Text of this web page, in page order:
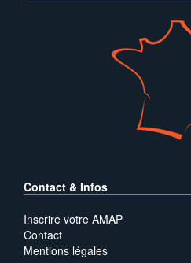
Contact & Infos
Inscrire votre AMAP
Contact
Mentions légales